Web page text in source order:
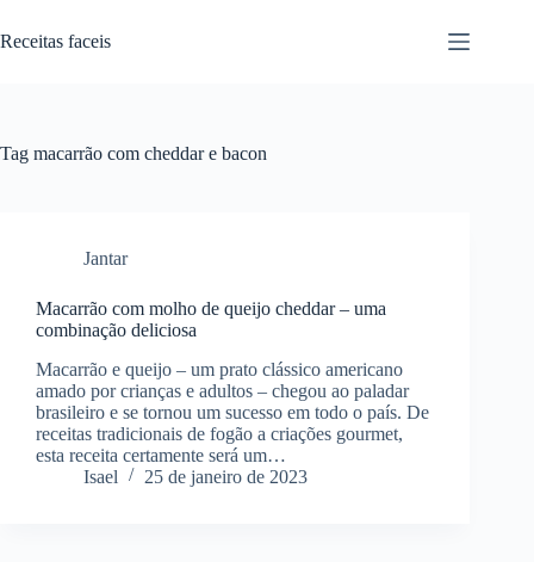
para
o
Receitas faceis
Tag macarrão com cheddar e bacon
Jantar
Macarrão com molho de queijo cheddar – uma
combinação deliciosa
Macarrão e queijo – um prato clássico americano
amado por crianças e adultos – chegou ao paladar
brasileiro e se tornou um sucesso em todo o país. De
receitas tradicionais de fogão a criações gourmet,
esta receita certamente será um…
Isael
25 de janeiro de 2023